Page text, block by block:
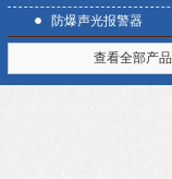
防爆声光报警器
查看全部产品